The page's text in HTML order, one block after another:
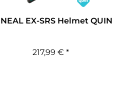
EX-SRS Helmet QUIN
217,99 € *